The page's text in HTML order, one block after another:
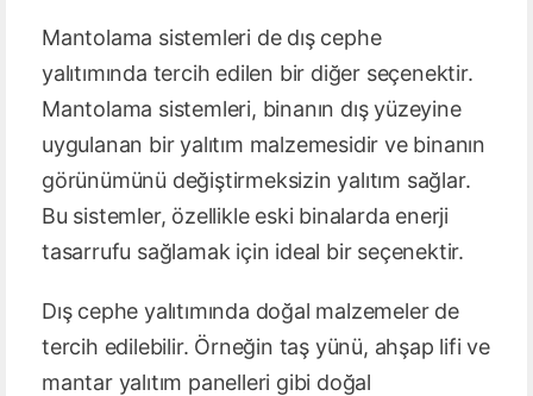
Mantolama sistemleri de dış cephe
yalıtımında tercih edilen bir diğer seçenektir.
Mantolama sistemleri, binanın dış yüzeyine
uygulanan bir yalıtım malzemesidir ve binanın
görünümünü değiştirmeksizin yalıtım sağlar.
Bu sistemler, özellikle eski binalarda enerji
tasarrufu sağlamak için ideal bir seçenektir.
Dış cephe yalıtımında doğal malzemeler de
tercih edilebilir. Örneğin taş yünü, ahşap lifi ve
mantar yalıtım panelleri gibi doğal